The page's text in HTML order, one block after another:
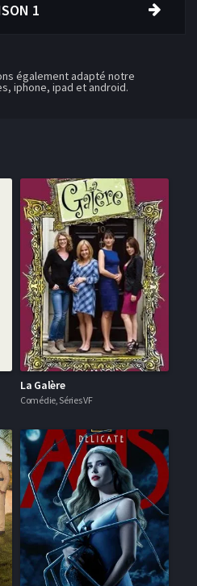
1
également adapté notre
iphone, ipad et android.
La Galère
Comédie, Séries VF